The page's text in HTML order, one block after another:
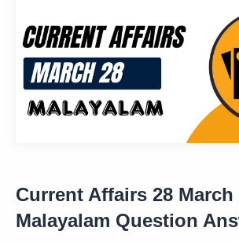
Current Affairs 28 March
Malayalam Question